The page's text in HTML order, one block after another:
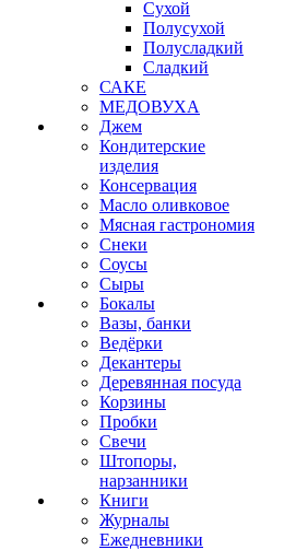
Сухой
Полусухой
Полусладкий
Сладкий
САКЕ
МЕДОВУХА
Джем
Кондитерские
изделия
Консервация
Масло оливковое
Мясная гастрономия
Снеки
Соусы
Сыры
Бокалы
Вазы, банки
Ведёрки
Декантеры
Деревянная посуда
Корзины
Пробки
Свечи
Штопоры,
нарзанники
Книги
Журналы
Ежедневники